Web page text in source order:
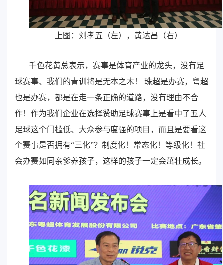
上图：刘孝五（左），黄达昌（右）
千色花黄总表示，赛事是体育产业的龙头，没有足
球赛事、我们的青训将是无本之木！ 珠超是办赛，粤超
也是办赛，都是在走一条正确的道路，没有理由不合
作！作为我们企业在选择赞助足球赛事上是看中了五人
足球这个门槛低、大众参与度强的项目，而且是要看这
个赛事是否拥有“三化”？制度化！常态化！等级化！社
会办赛如同亲爹养孩子，这样的孩子一定会茁壮成长。